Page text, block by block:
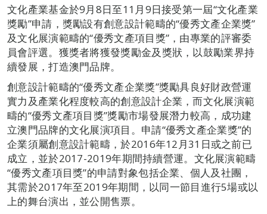
文化產業基金於9月8日至11月9日接受第一屆“文化產業
獎勵”申請，獎勵設有創意設計範疇的“優秀文產企業獎”
及文化展演範疇的“優秀文產項目獎”，由專業的評審委
員會評選。獲獎者將獲發獎勵金及獎狀，以鼓勵業界持
續發展，打造澳門品牌。
創意設計範疇的“優秀文產企業獎”獎勵具良好財政營運
實力及產業化程度較高的創意設計企業，而文化展演範
疇的“優秀文產項目獎”獎勵市場發展潛力較高，成功建
立澳門品牌的文化展演項目。申請“優秀文產企業獎”的
企業須屬創意設計範疇，於2016年12月31日或之前已
成立，並於2017-2019年期間持續營運。文化展演範疇
“優秀文產項目獎”的申請對象包括企業、個人及社團，
其需於2017年至2019年期間，以同一節目進行5場或以
上的舞台演出，並公開售票。